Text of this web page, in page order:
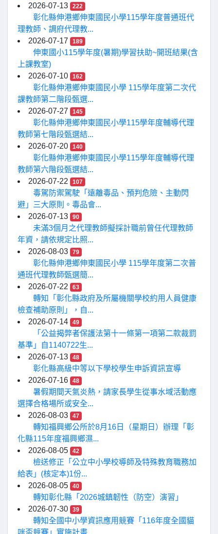
2026-07-13
222
彰化縣伸港鄉伸東國民小學115學年度普通班代
理教師、調府代理教...
2026-07-17
189
伸東國小115學年度(暑期)學習扶助~開班結果(含
上課教室)
2026-07-10
162
彰化縣伸港鄉伸東國民小學 115學年度第二次代
課教師第二階段甄選...
2026-07-27
145
彰化縣伸港鄉伸東國民小學115學年度輔導代理
教師第七階段甄選結...
2026-07-20
140
彰化縣伸港鄉伸東國民小學115學年度輔導代理
教師第六階段甄選結...
2026-07-22
107
毒駕防禦駕駛「遠離毒品、預判危險、主動閃
避」三大原則。毒品會...
2026-07-13
90
未滿3個月之代理教師擬採計職前曾任代理教師
年資，請依規定比照...
2026-08-03
79
彰化縣伸港鄉伸東國民小學 115學年度第二次普
通班代理教師甄選簡...
2026-07-22
63
轉知「彰化縣政府及所屬機關學校約用人員健康
檢查補助原則」，自...
2026-07-14
49
「公益揭弊者保護法第十一條第一項第二款裁罰
基準」自1140722生...
2026-07-13
48
彰化縣高級中等以下學校學生申訴資訊宣導
2026-07-16
48
暑假期間天氣炎熱，請家長學生從事水域活動應
選擇合格場所或安全...
2026-08-03
47
轉知福興鄉公所於8月16日（星期日）辦理「彰
化縣115年度福興鄉濕...
2026-08-05
42
檢送修正「公立中小學校導師及特殊教育職務加
給表」(核定本)1份...
2026-08-05
40
轉知彰化縣「2026城鎮韌性（防空）演習」
2026-07-30
39
轉知全國中小學資訊應用競賽「116年度全國貓
咪盃競賽」實施計畫